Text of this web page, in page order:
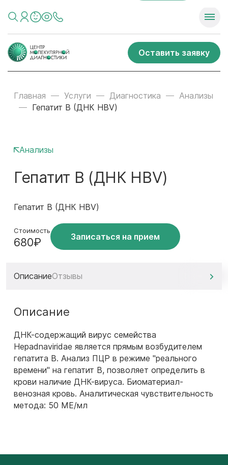
Оставить заявку
Главная Услуги Диагностика
Анализы
Гепатит В (ДНК HBV)
Анализы
Гепатит В (ДНК HBV)
Гепатит В (ДНК HBV)
Стоимость
680₽ Записаться на прием
ОписаниеОтзывы
Описание
ДНК-содержащий вирус семейства
Hepadnaviridae является прямым возбудителем
гепатита В. Анализ ПЦР в режиме "реального
времени" на гепатит B, позволяет определить в
крови наличие ДНК-вируса. Биоматериал-
венозная кровь. Аналитическая чувствительность
метода: 50 МЕ/мл